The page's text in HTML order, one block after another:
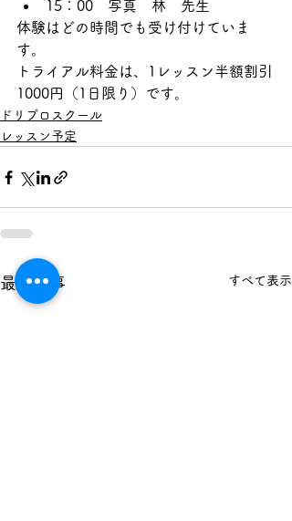
15：00　写真　林　先生
体験はどの時間でも受け付けていま
す。
トライアル料金は、1レッスン半額割引
1000円（1日限り）です。
ドリプロスクール
レッスン予定
最新記事 すべて表示